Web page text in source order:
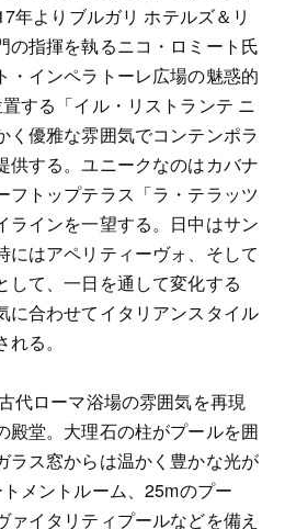
年よりブルガリ ホテルズ＆リ
の指揮を執るニコ・ロミート氏
・インペラトーレ広場の魅惑的
する「イル・リストランテ ニ
く優雅な雰囲気でコンテンポラ
供する。ユニークなのはカバナ
フトップテラス「ラ・テラッツ
ラインを一望する。日中はサン
にはアペリティーヴォ、そして
して、一日を通して変化する
に合わせてイタリアンスタイル
る。
代ローマ浴場の雰囲気を再現
殿堂。大理石の柱がプールを囲
ラス窓からは温かく豊かな光が
メントルーム、25mのプー
ァイタリティプールなどを備え